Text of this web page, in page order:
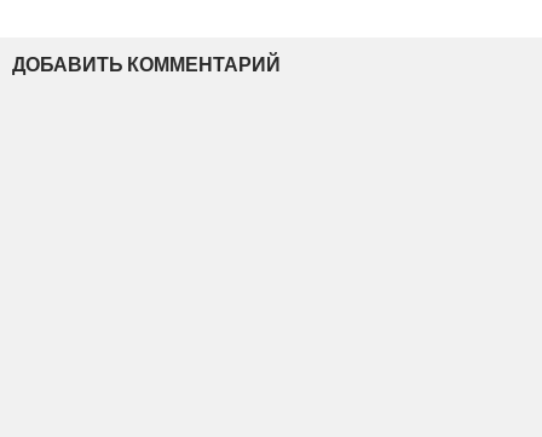
ДОБАВИТЬ КОММЕНТАРИЙ